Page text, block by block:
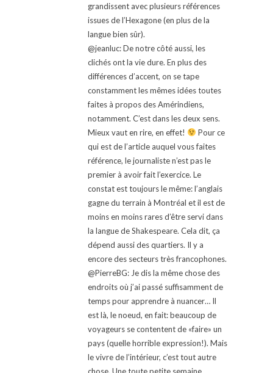
grandissent avec plusieurs références
issues de l’Hexagone (en plus de la
langue bien sûr).
@jeanluc: De notre côté aussi, les
clichés ont la vie dure. En plus des
différences d’accent, on se tape
constamment les mêmes idées toutes
faites à propos des Amérindiens,
notamment. C’est dans les deux sens.
Mieux vaut en rire, en effet!
Pour ce
qui est de l’article auquel vous faites
référence, le journaliste n’est pas le
premier à avoir fait l’exercice. Le
constat est toujours le même: l’anglais
gagne du terrain à Montréal et il est de
moins en moins rares d’être servi dans
la langue de Shakespeare. Cela dit, ça
dépend aussi des quartiers. Il y a
encore des secteurs très francophones.
@PierreBG: Je dis la même chose des
endroits où j’ai passé suffisamment de
temps pour apprendre à nuancer… Il
est là, le noeud, en fait: beaucoup de
voyageurs se contentent de «faire» un
pays (quelle horrible expression!). Mais
le vivre de l’intérieur, c’est tout autre
chose. Une toute petite semaine